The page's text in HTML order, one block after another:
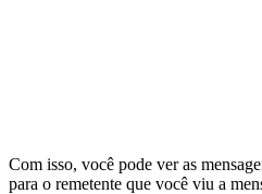
Com isso, você pode ver as
para o remetente que você viu a